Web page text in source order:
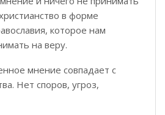
в форме
которое нам
на веру.
мнение совпадает с
Нет споров, угроз,